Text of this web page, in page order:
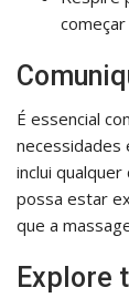
É essencial
necessidades
inclui
possa estar
que a
Explore